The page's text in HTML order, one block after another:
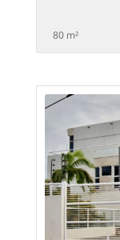
80 m²